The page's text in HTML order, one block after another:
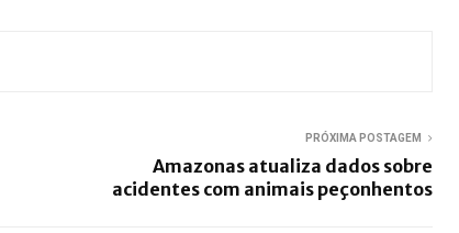
PRÓXIMA POSTAGEM
Amazonas atualiza dados sobre
acidentes com animais peçonhentos